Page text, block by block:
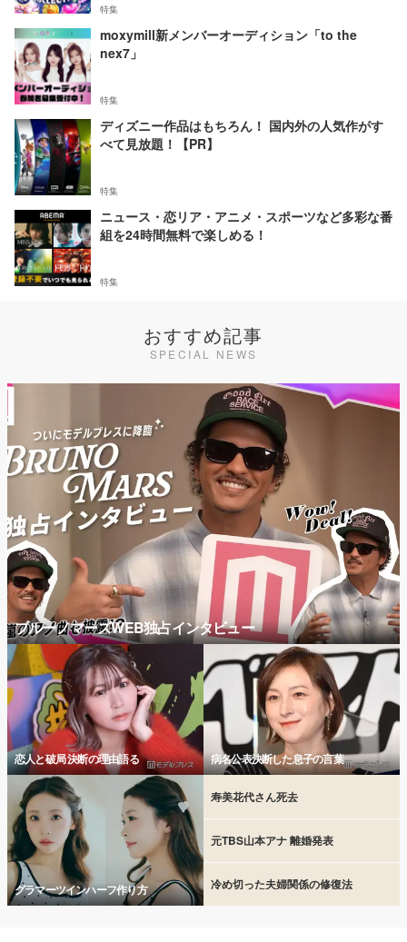
特集
moxymill新メンバーオーディション「to the
nex7」
特集
ディズニー作品はもちろん！ 国内外の人気作がす
べて見放題！【PR】
特集
ニュース・恋リア・アニメ・スポーツなど多彩な番
組を24時間無料で楽しめる！
特集
おすすめ記事
SPECIAL NEWS
ブルーノマーズWEB独占インタビュー
恋人と破局 決断の理由語る 病名公表決断した息子の言葉
グラマーツインハーフ作り方
寿美花代さん死去
元TBS山本アナ 離婚発表
冷め切った夫婦関係の修復法